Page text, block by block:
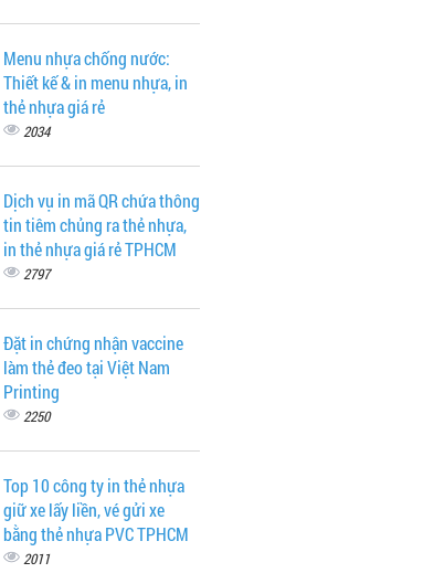
Menu nhựa chống nước:
Thiết kế & in menu nhựa, in
thẻ nhựa giá rẻ
2034
Dịch vụ in mã QR chứa thông
tin tiêm chủng ra thẻ nhựa,
in thẻ nhựa giá rẻ TPHCM
2797
Đặt in chứng nhận vaccine
làm thẻ đeo tại Việt Nam
Printing
2250
Top 10 công ty in thẻ nhựa
giữ xe lấy liền, vé gửi xe
bằng thẻ nhựa PVC TPHCM
2011